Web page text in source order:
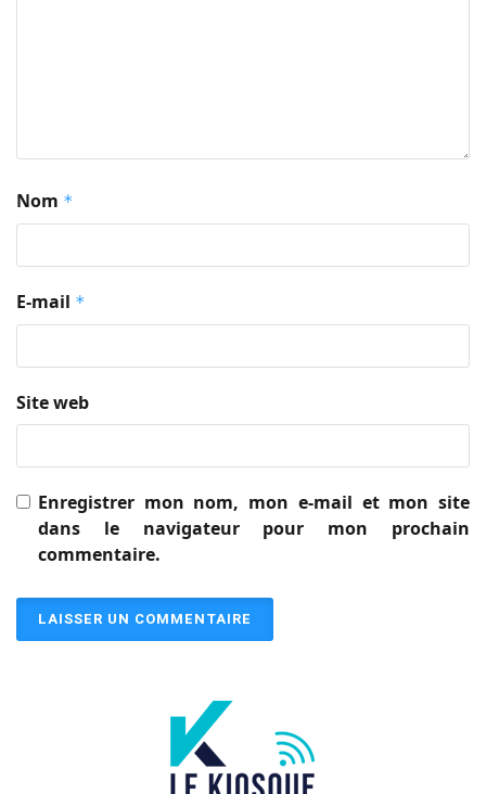
Nom *
E-mail *
Site web
Enregistrer mon nom, mon e-mail et mon site
dans le navigateur pour mon prochain
commentaire.